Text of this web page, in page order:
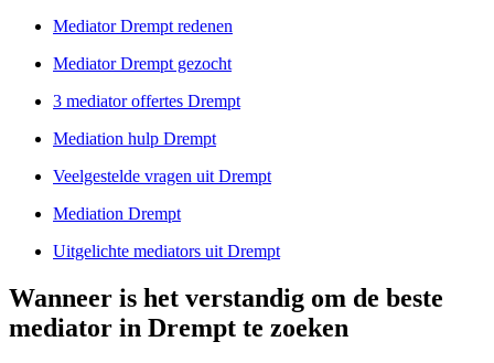
Mediator Drempt redenen
Mediator Drempt gezocht
3 mediator offertes Drempt
Mediation hulp Drempt
Veelgestelde vragen uit Drempt
Mediation Drempt
Uitgelichte mediators uit Drempt
Wanneer is het verstandig om de beste
mediator in Drempt te zoeken